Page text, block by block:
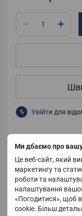
Ми дбаємо про вашу
Це веб-сайт, який
маркетингу та
роботи та
налаштування
«Погодитися», щоб
cookie. Більш
% Увійти для
Колір